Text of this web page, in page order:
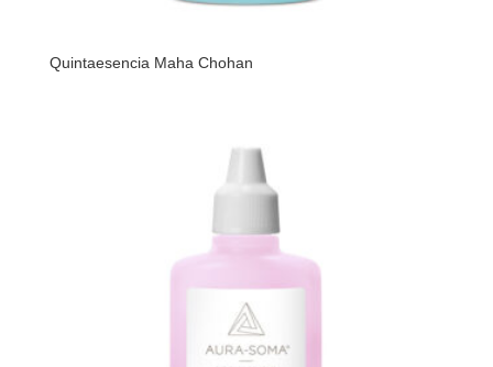
Quintaesencia Maha Chohan